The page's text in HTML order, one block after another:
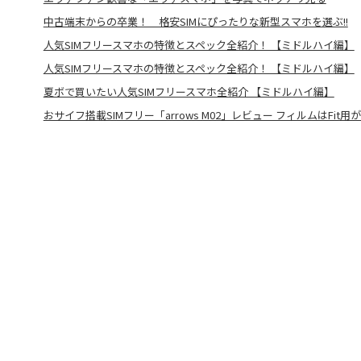
中古端末からの卒業！ 格安SIMにぴったりな新型スマホを選ぶ!!
人気SIMフリースマホの特徴とスペック全紹介！ 【ミドルハイ編】
人気SIMフリースマホの特徴とスペック全紹介！ 【ミドルハイ編】
夏ボで買いたい人気SIMフリースマホ全紹介 【ミドルハイ編】
おサイフ搭載SIMフリー「arrows M02」レビュー フィルムはFit用